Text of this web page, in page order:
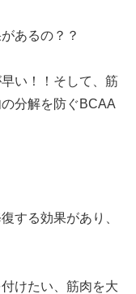
あるの？？
い！！そして、筋
分解を防ぐBCAA
する効果があり、
けたい、筋肉を大